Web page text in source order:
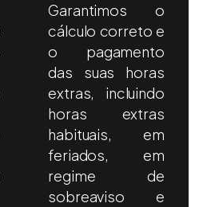
Garantimos o
cálculo correto e
o pagamento
das suas horas
extras, incluindo
horas extras
habituais, em
feriados, em
regime de
sobreaviso e